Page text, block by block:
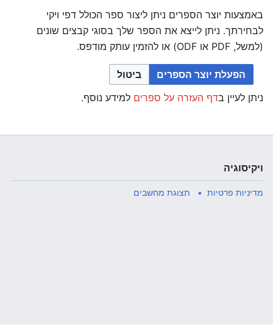
באמצעות יוצר הספרים ניתן ליצור ספר הכולל דפי ויקי
לבחירתך. ניתן לייצא את הספר שלך בסוגי קבצים שונים
(למשל, PDF או ODF) או להזמין עותק מודפס.
הפעלת יוצר הספרים
ביטול
ניתן לעיין בדף העזרה על ספרים למידע נוסף.
ויקיסוגיה
מדיניות פרטיות תצוגת מחשבים